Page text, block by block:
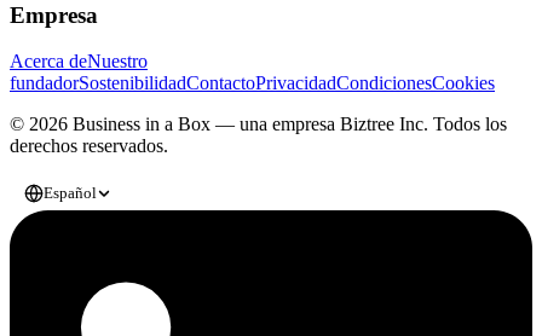
Empresa
Acerca deNuestro
fundadorSostenibilidadContactoPrivacidadCondicionesCookies
© 2026 Business in a Box — una empresa Biztree Inc. Todos los
derechos reservados.
Español